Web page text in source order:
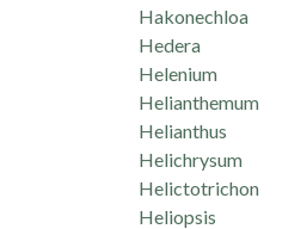
Hakonechloa
Hedera
Helenium
Helianthemum
Helianthus
Helichrysum
Helictotrichon
Heliopsis